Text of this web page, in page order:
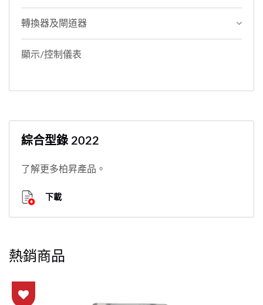
轉換器及閘道器
顯示/控制儀表
綜合型錄 2022
了解更多柏昇產品。
下載
熱銷商品